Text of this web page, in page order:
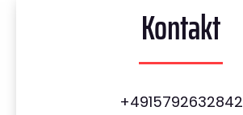
Kontakt
+4915792632842